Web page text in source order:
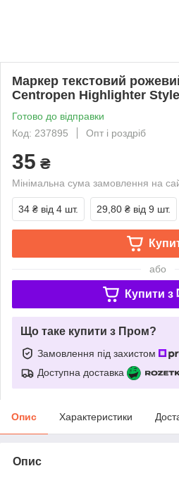
Маркер текстовий
Centropen Highlighter
Готово до відправки
Код: 237895
Опт і роздріб
35 ₴
Мінімальна сума замовлення на
34 ₴ від 4 шт. 29,80 ₴ від 9 шт.
або
Купити з
Що таке купити з Пром?
Замовлення під захистом
Доступна доставка
Опис Характеристики
Опис